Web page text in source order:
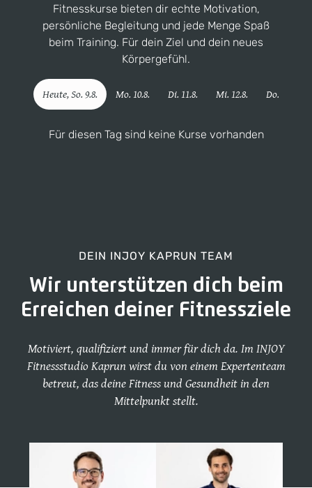
Fitnesskurse bieten dir echte Motivation,
persönliche Begleitung und jede Menge Spaß
beim Training. Für dein Ziel und dein neues
Körpergefühl.
Heute,So.9.8. Mo.10.8. Di.11.8. Mi.12.8. Do.
Für diesen Tag sind keine Kurse vorhanden
DEIN INJOY KAPRUN TEAM
Wir unterstützen dich beim
Erreichen deiner Fitnessziele
Motiviert, qualifiziert und immer für dich da. Im INJOY
Fitnessstudio Kaprun wirst du von einem Expertenteam
betreut, das deine Fitness und Gesundheit in den
Mittelpunkt stellt.